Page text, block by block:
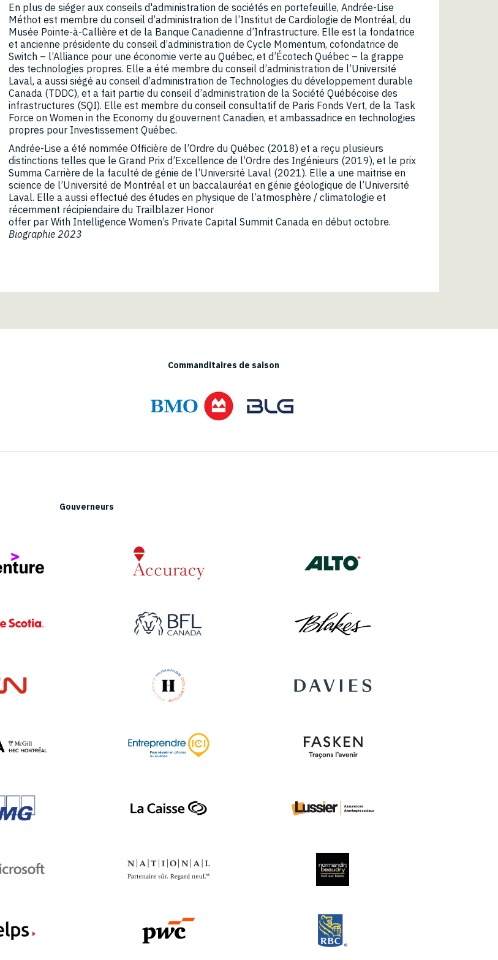
En plus de siéger aux conseils d'administration de sociétés en portefeuille, Andrée-Lise
Méthot est membre du conseil d’administration de l’Institut de Cardiologie de Montréal, du
Musée Pointe-à-Callière et de la Banque Canadienne d’Infrastructure. Elle est la fondatrice
et ancienne présidente du conseil d’administration de Cycle Momentum, cofondatrice de
Switch – l’Alliance pour une économie verte au Québec, et d’Écotech Québec – la grappe
des technologies propres. Elle a été membre du conseil d’administration de l’Université
Laval, a aussi siégé au conseil d’administration de Technologies du développement durable
Canada (TDDC), et a fait partie du conseil d’administration de la Société Québécoise des
infrastructures (SQI). Elle est membre du conseil consultatif de Paris Fonds Vert, de la Task
Force on Women in the Economy du gouvernent Canadien, et ambassadrice en technologies
propres pour Investissement Québec.
Andrée-Lise a été nommée Officière de l’Ordre du Québec (2018) et a reçu plusieurs
distinctions telles que le Grand Prix d’Excellence de l’Ordre des Ingénieurs (2019), et le prix
Summa Carrière de la faculté de génie de l’Université Laval (2021). Elle a une maitrise en
science de l’Université de Montréal et un baccalauréat en génie géologique de l’Université
Laval. Elle a aussi effectué des études en physique de l’atmosphère / climatologie et
récemment récipiendaire du Trailblazer Honor
offer par With Intelligence Women’s Private Capital Summit Canada en début octobre.
Biographie 2023
Commanditaires de saison
Gouverneurs